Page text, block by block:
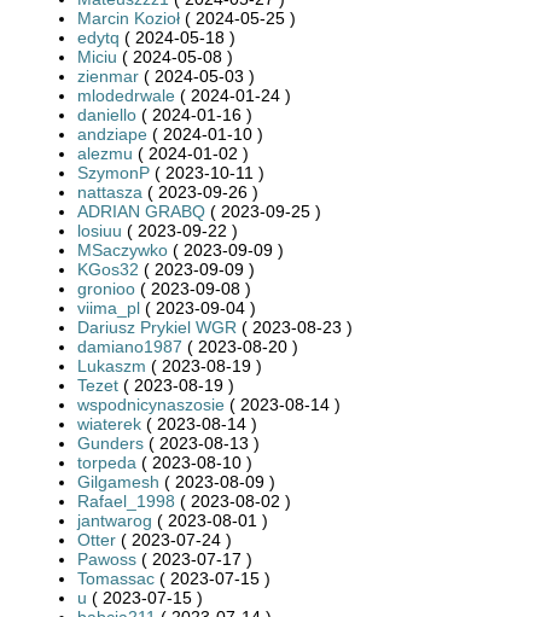
Marcin Kozioł ( 2024-05-25 )
edytq ( 2024-05-18 )
Miciu ( 2024-05-08 )
zienmar ( 2024-05-03 )
mlodedrwale ( 2024-01-24 )
daniello ( 2024-01-16 )
andziape ( 2024-01-10 )
alezmu ( 2024-01-02 )
SzymonP ( 2023-10-11 )
nattasza ( 2023-09-26 )
ADRIAN GRABQ ( 2023-09-25 )
losiuu ( 2023-09-22 )
MSaczywko ( 2023-09-09 )
KGos32 ( 2023-09-09 )
gronioo ( 2023-09-08 )
viima_pl ( 2023-09-04 )
Dariusz Prykiel WGR ( 2023-08-23 )
damiano1987 ( 2023-08-20 )
Lukaszm ( 2023-08-19 )
Tezet ( 2023-08-19 )
wspodnicynaszosie ( 2023-08-14 )
wiaterek ( 2023-08-14 )
Gunders ( 2023-08-13 )
torpeda ( 2023-08-10 )
Gilgamesh ( 2023-08-09 )
Rafael_1998 ( 2023-08-02 )
jantwarog ( 2023-08-01 )
Otter ( 2023-07-24 )
Pawoss ( 2023-07-17 )
Tomassac ( 2023-07-15 )
u ( 2023-07-15 )